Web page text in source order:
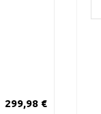
299,98 €